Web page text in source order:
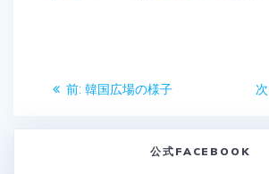
前: 前
韓国広場の様子
公式FACEBOOK